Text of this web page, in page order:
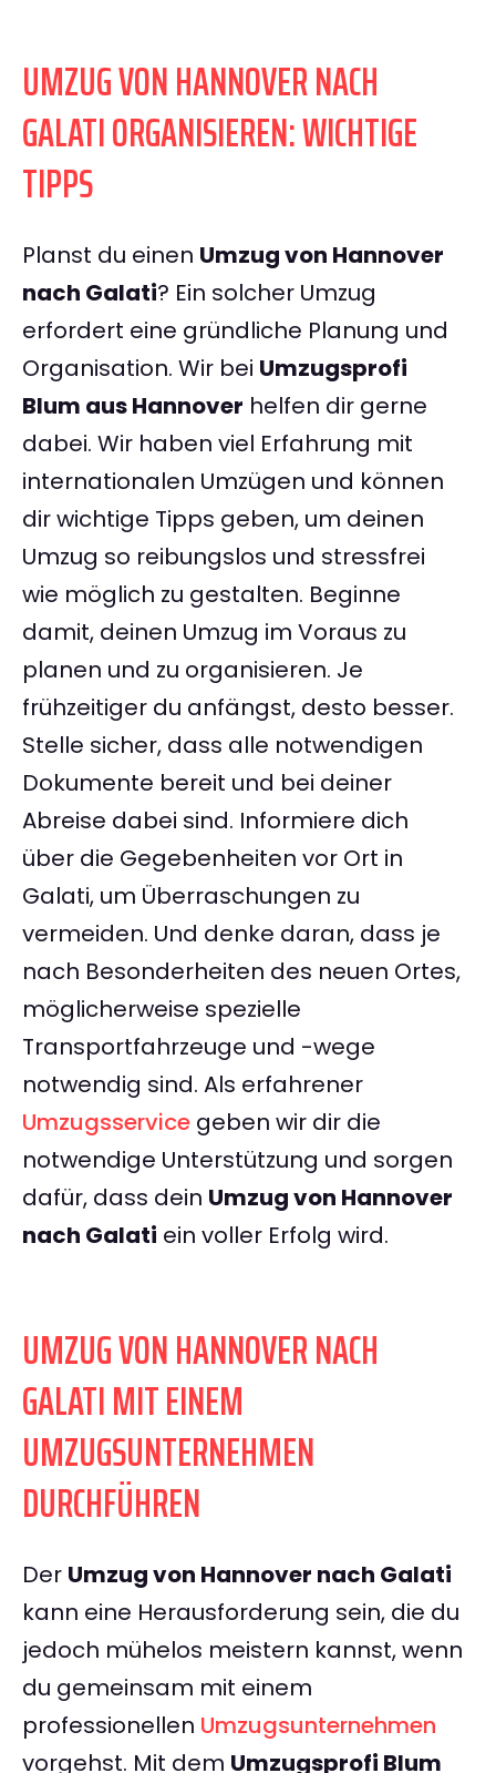
UMZUG VON HANNOVER NACH
GALATI ORGANISIEREN: WICHTIGE
TIPPS
Planst du einen Umzug von Hannover
nach Galati? Ein solcher Umzug
erfordert eine gründliche Planung und
Organisation. Wir bei Umzugsprofi
Blum aus Hannover helfen dir gerne
dabei. Wir haben viel Erfahrung mit
internationalen Umzügen und können
dir wichtige Tipps geben, um deinen
Umzug so reibungslos und stressfrei
wie möglich zu gestalten. Beginne
damit, deinen Umzug im Voraus zu
planen und zu organisieren. Je
frühzeitiger du anfängst, desto besser.
Stelle sicher, dass alle notwendigen
Dokumente bereit und bei deiner
Abreise dabei sind. Informiere dich
über die Gegebenheiten vor Ort in
Galati, um Überraschungen zu
vermeiden. Und denke daran, dass je
nach Besonderheiten des neuen Ortes,
möglicherweise spezielle
Transportfahrzeuge und -wege
notwendig sind. Als erfahrener
Umzugsservice geben wir dir die
notwendige Unterstützung und sorgen
dafür, dass dein Umzug von Hannover
nach Galati ein voller Erfolg wird.
UMZUG VON HANNOVER NACH
GALATI MIT EINEM
UMZUGSUNTERNEHMEN
DURCHFÜHREN
Der Umzug von Hannover nach Galati
kann eine Herausforderung sein, die du
jedoch mühelos meistern kannst, wenn
du gemeinsam mit einem
professionellen Umzugsunternehmen
vorgehst. Mit dem Umzugsprofi Blum